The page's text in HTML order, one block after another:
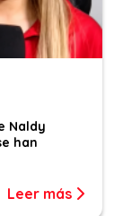
Naldy
han
Leer más